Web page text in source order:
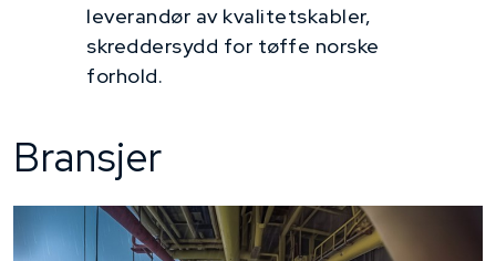
leverandør av kvalitetskabler,
skreddersydd for tøffe norske
forhold.
Bransjer